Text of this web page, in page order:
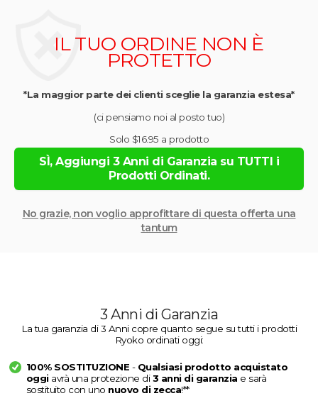
IL TUO ORDINE NON È
PROTETTO
*La maggior parte dei clienti sceglie la garanzia estesa*
(ci pensiamo noi al posto tuo)
Solo $16.95 a prodotto
SÌ, Aggiungi 3 Anni di Garanzia su TUTTI i
Prodotti Ordinati.
No grazie, non voglio approfittare di questa offerta una
tantum
3 Anni di Garanzia
La tua garanzia di 3 Anni copre quanto segue su tutti i prodotti
Ryoko ordinati oggi:
100% SOSTITUZIONE - Qualsiasi prodotto acquistato
oggiavrà una protezione di3 anni di garanzia e sarà
sostituito con uno nuovo di zecca!**